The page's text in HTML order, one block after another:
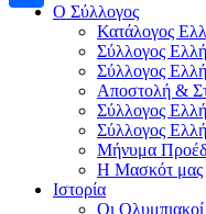
Ο Σύλλογος
Κατάλογος
Σύλλογος
Σύλλογος
Αποστολή &
Σύλλογος
Σύλλογος
Μήνυμα
Η Μασκότ μας
Ιστορία
Οι
Μοιραστείτε